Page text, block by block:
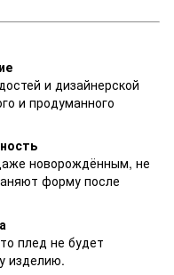
и дизайнерской
и продуманного
новорождённым, не
форму после
плед не будет
изделию.